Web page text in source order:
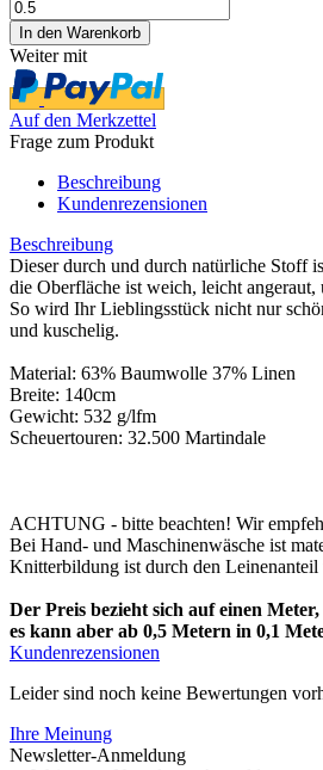
Weiter mit
Auf den Merkzettel
Frage zum Produkt
Beschreibung
Kundenrezensionen
Beschreibung
Dieser durch und durch natürliche Stoff
die Oberfläche ist weich, leicht angeraut,
So wird Ihr Lieblingsstück nicht nur
und kuschelig.
Material: 63% Baumwolle 37% Linen
Breite: 140cm
Gewicht: 532 g/lfm
Scheuertouren: 32.500 Martindale
ACHTUNG - bitte beachten! Wir
Bei Hand- und Maschinenwäsche ist
Knitterbildung ist durch den
Der Preis bezieht sich auf einen Meter,
es kann aber ab 0,5 Metern in 0,1
Kundenrezensionen
Leider sind noch keine Bewertungen
Ihre Meinung
Newsletter-Anmeldung